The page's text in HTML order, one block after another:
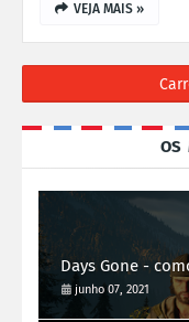
VEJA MAIS »
OS
Days Gone -
junho 07, 2021